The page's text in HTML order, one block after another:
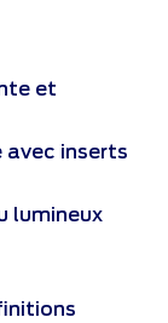
et
avec inserts
lumineux